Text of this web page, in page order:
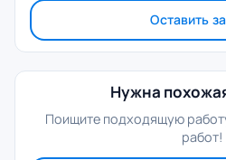
Оставить
Нужна
Поищите подходящую
работ!